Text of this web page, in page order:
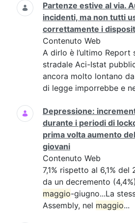
Partenze estive al via.
incidenti, ma non tutti
correttamente i
Contenuto Web
A dirlo è l’ultimo Report
stradale Aci-Istat
ancora molto lontano
di legge imporrebbe e
Depressione:
durante i periodi di
prima volta aumento
giovani
Contenuto Web
7,1% rispetto al 6,1% del
da un decremento
maggio-giugno...La
Assembly, nel maggio...